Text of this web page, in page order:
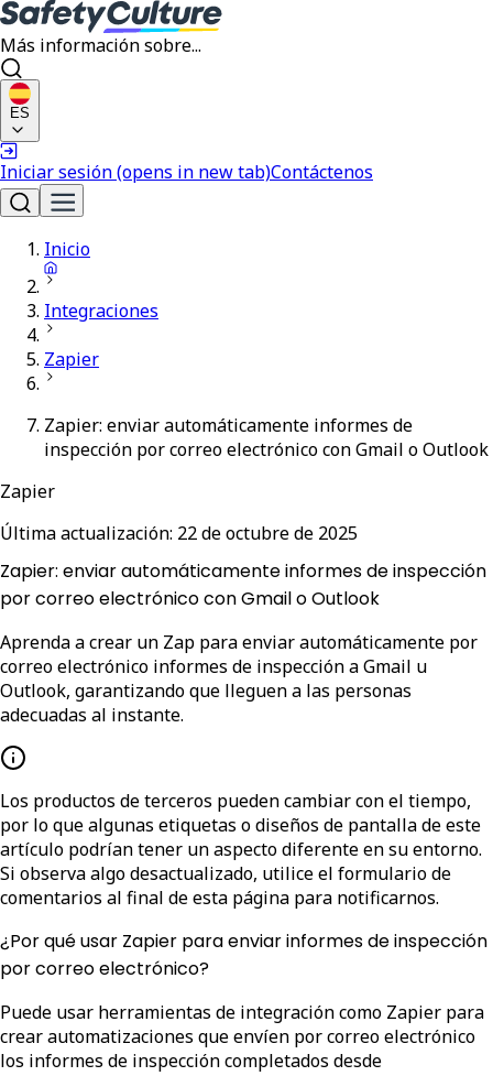
Más información sobre...
ES
Iniciar sesión(opens in new tab)Contáctenos
Inicio
Integraciones
Zapier
Zapier: enviar automáticamente informes de
inspección por correo electrónico con Gmail o Outlook
Zapier
Última actualización: 22 de octubre de 2025
Zapier: enviar automáticamente informes de inspección
por correo electrónico con Gmail o Outlook
Aprenda a crear un Zap para enviar automáticamente por
correo electrónico informes de inspección a Gmail u
Outlook, garantizando que lleguen a las personas
adecuadas al instante.
Los productos de terceros pueden cambiar con el tiempo,
por lo que algunas etiquetas o diseños de pantalla de este
artículo podrían tener un aspecto diferente en su entorno.
Si observa algo desactualizado, utilice el formulario de
comentarios al final de esta página para notificarnos.
¿Por qué usar Zapier para enviar informes de inspección
por correo electrónico?
Puede usar herramientas de integración como Zapier para
crear automatizaciones que envíen por correo electrónico
los informes de inspección completados desde